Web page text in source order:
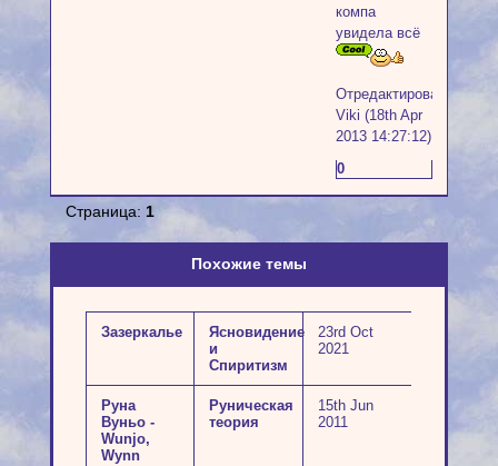
компа
увидела всё
Отредактировано
Viki (18th Apr
2013 14:27:12)
0
Страница: 1
Похожие темы
Зазеркалье
Ясновидение
и
Спиритизм
23rd Oct
2021
Руна
Вуньо -
Wunjo,
Wynn
Руническая
теория
15th Jun
2011